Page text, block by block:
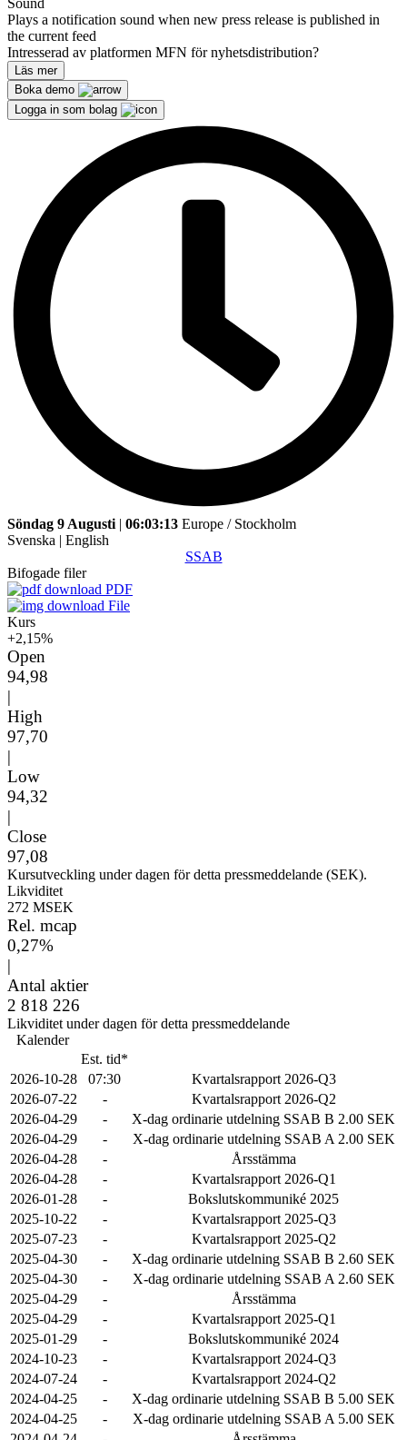
Sound
Plays a notification sound when new press release is published in
the current feed
Intresserad av platformen MFN för nyhetsdistribution?
Läs mer
Boka demo
Logga in som bolag
Söndag 9 Augusti | 06:03:13 Europe / Stockholm
Svenska | English
SSAB
Bifogade filer
PDF
File
Kurs
+2,15%
Open
94,98
|
High
97,70
|
Low
94,32
|
Close
97,08
Kursutveckling under dagen för detta pressmeddelande (SEK).
Likviditet
272 MSEK
Rel. mcap
0,27%
|
Antal aktier
2 818 226
Likviditet under dagen för detta pressmeddelande
Kalender
Est. tid*
2026-10-28
07:30
Kvartalsrapport 2026-Q3
2026-07-22
-
Kvartalsrapport 2026-Q2
2026-04-29
-
X-dag ordinarie utdelning SSAB B 2.00 SEK
2026-04-29
-
X-dag ordinarie utdelning SSAB A 2.00 SEK
2026-04-28
-
Årsstämma
2026-04-28
-
Kvartalsrapport 2026-Q1
2026-01-28
-
Bokslutskommuniké 2025
2025-10-22
-
Kvartalsrapport 2025-Q3
2025-07-23
-
Kvartalsrapport 2025-Q2
2025-04-30
-
X-dag ordinarie utdelning SSAB B 2.60 SEK
2025-04-30
-
X-dag ordinarie utdelning SSAB A 2.60 SEK
2025-04-29
-
Årsstämma
2025-04-29
-
Kvartalsrapport 2025-Q1
2025-01-29
-
Bokslutskommuniké 2024
2024-10-23
-
Kvartalsrapport 2024-Q3
2024-07-24
-
Kvartalsrapport 2024-Q2
2024-04-25
-
X-dag ordinarie utdelning SSAB B 5.00 SEK
2024-04-25
-
X-dag ordinarie utdelning SSAB A 5.00 SEK